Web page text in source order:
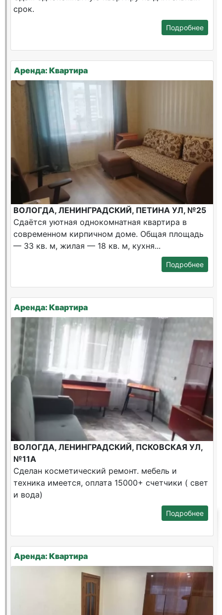
срок.
Подробнее
Аренда: Квартира
ВОЛОГДА, ЛЕНИНГРАДСКИЙ, ПЕТИНА УЛ, №25
Сдаётся уютная однокомнатная квартира в
современном кирпичном доме. Общая площадь
— 33 кв. м, жилая — 18 кв. м, кухня...
Подробнее
Аренда: Квартира
ВОЛОГДА, ЛЕНИНГРАДСКИЙ, ПСКОВСКАЯ УЛ,
№11А
Сделан косметический ремонт. мебель и
техника имеется, оплата 15000+ счетчики ( свет
и вода)
Подробнее
Аренда: Квартира